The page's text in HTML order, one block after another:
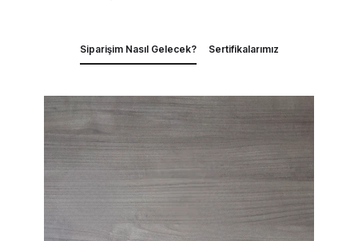
Siparişim Nasıl Gelecek? Sertifikalarımız